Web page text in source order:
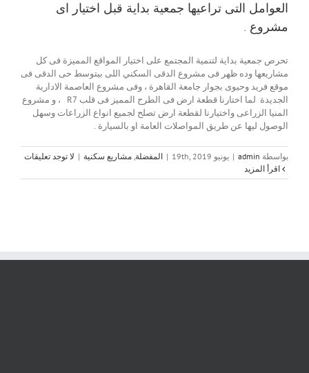
العوامل التى تراعيها جمعية بداية قبل اختيار اى
مشروع .
تحرص جمعية بداية لتنمية المجتمع على اختيار المواقع المميزة فى كل
مشاريعها وده ظهر فى مشروع الدقى السكني اللى بيتوسط حى الدقى فى
موقع فريد وحيوى بجوار جامعة القاهرة ، وفى مشروع العاصمة الادارية
الجديدة لما اختارنا قطعة ارض فى الطرح المميز فى قلب R7 ، و مشروع
المنيا الزراعى واختيارنا لقطعة ارض تصلح لجميع انواع الزراعات وسهل
الوصول ليها عن طريق المواصلات العامة او بالسيارة .
بواسطة admin
| يونيو 19th, 2019 | المفضلة, مشاريع سكنية | لا توجد تعليقات